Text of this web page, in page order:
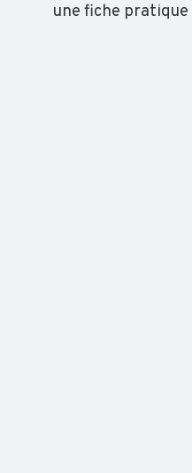
une fiche pratique